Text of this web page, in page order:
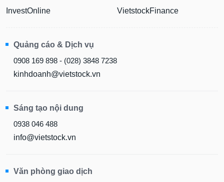
InvestOnline
VietstockFinance
Quảng cáo & Dịch vụ
0908 169 898 - (028) 3848 7238
kinhdoanh@vietstock.vn
Sáng tạo nội dung
0938 046 488
info@vietstock.vn
Văn phòng giao dịch